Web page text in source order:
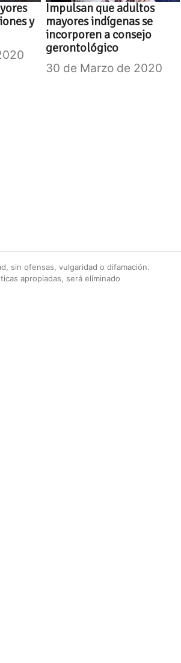
y
Impulsan que adultos
mayores indígenas se
incorporen a consejo
gerontológico
30 de Marzo de 2020
sin ofensas, vulgaridad o difamación.
apropiadas, será eliminado